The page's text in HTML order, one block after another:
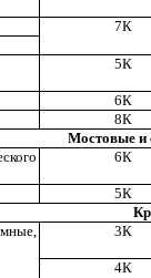
7К
5К
6К
8К
Мостовые и
6К
5К
3К
4К